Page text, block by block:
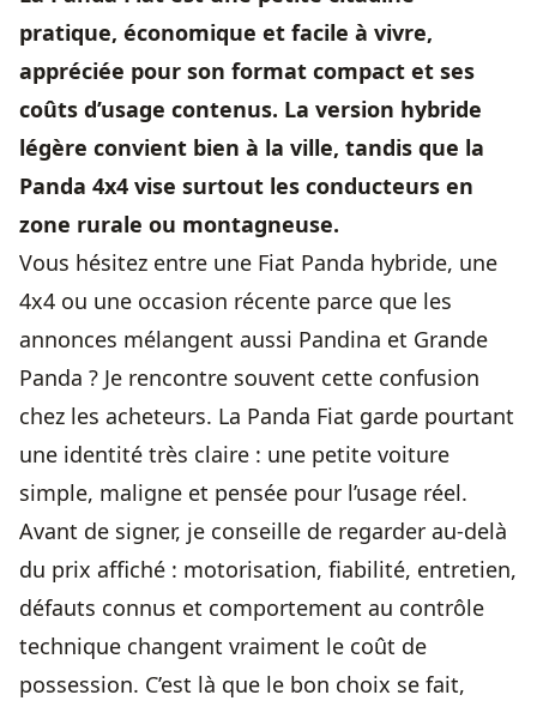
pratique, économique et facile à vivre,
appréciée pour son format compact et ses
coûts d’usage contenus. La version hybride
légère convient bien à la ville, tandis que la
Panda 4x4 vise surtout les conducteurs en
zone rurale ou montagneuse.
Vous hésitez entre une Fiat Panda hybride, une
4x4 ou une occasion récente parce que les
annonces mélangent aussi Pandina et Grande
Panda ? Je rencontre souvent cette confusion
chez les acheteurs. La Panda Fiat garde pourtant
une identité très claire : une petite voiture
simple, maligne et pensée pour l’usage réel.
Avant de signer, je conseille de regarder au-delà
du prix affiché : motorisation, fiabilité, entretien,
défauts connus et comportement au contrôle
technique changent vraiment le coût de
possession. C’est là que le bon choix se fait,